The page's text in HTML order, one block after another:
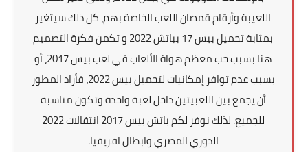
اللعيبة وأرقام قمصان اللعب الخاصة بهم، كل ذلك سيتغير
بمثابة تحميل بيس 17 بباتش 2022 و تكمن فكرة التصميم
هنا بسبب حب معظم هواة الألعاب في لعب بيس 2017، أو
بسبب عدم توافر إمكانيات لتحميل بيس 2022، فأراد المطور
أن يجمع بين اللعبيتين داخل لعبة واحدة وتكون مناسبة
للجميع. لذلك نوفر لكم باتش بيس 2017 انتقالات 2022
الدوري المصري وابطال افريقيا.